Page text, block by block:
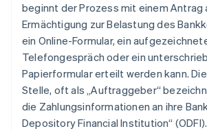
beginnt der Prozess mit einem Antrag
Ermächtigung zur Belastung des
ein Online-Formular, ein
Telefongespräch oder ein
Papierformular erteilt werden kann.
Stelle, oft als „Auftraggeber“
die Zahlungsinformationen an ihre
Depository Financial Institution“ (ODFI).